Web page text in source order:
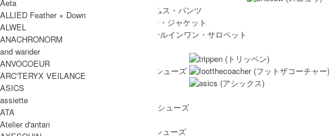
/ ボトムス・パンツ
/ アウター・ジャケット
/ オールインワン・サロペット
SHOES
SHOES ALL ITEM
DRESS SHOES
/ ドレスシューズ
BOOTS
/ バレエシューズ
/ その他シューズ
Aeta
ALLIED Feather + Down
ALWEL
ANACHRONORM
and wander
ANVOCOEUR
ARC'TERYX VEILANCE
ASICS
assiette
ATA
Atelier d'antan